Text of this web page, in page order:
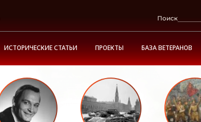
Поиск
ИСТОРИЧЕСКИЕ СТАТЬИ ПРОЕКТЫ БАЗА ВЕТЕРАНОВ